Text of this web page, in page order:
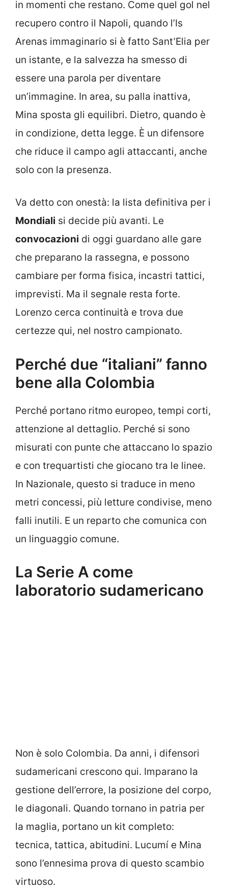
in momenti che restano. Come quel gol nel
recupero contro il Napoli, quando l’Is
Arenas immaginario si è fatto Sant’Elia per
un istante, e la salvezza ha smesso di
essere una parola per diventare
un’immagine. In area, su palla inattiva,
Mina sposta gli equilibri. Dietro, quando è
in condizione, detta legge. È un difensore
che riduce il campo agli attaccanti, anche
solo con la presenza.
Va detto con onestà: la lista definitiva per i
Mondiali si decide più avanti. Le
convocazioni di oggi guardano alle gare
che preparano la rassegna, e possono
cambiare per forma fisica, incastri tattici,
imprevisti. Ma il segnale resta forte.
Lorenzo cerca continuità e trova due
certezze qui, nel nostro campionato.
Perché due “italiani” fanno
bene alla Colombia
Perché portano ritmo europeo, tempi corti,
attenzione al dettaglio. Perché si sono
misurati con punte che attaccano lo spazio
e con trequartisti che giocano tra le linee.
In Nazionale, questo si traduce in meno
metri concessi, più letture condivise, meno
falli inutili. E un reparto che comunica con
un linguaggio comune.
La Serie A come
laboratorio sudamericano
Non è solo Colombia. Da anni, i difensori
sudamericani crescono qui. Imparano la
gestione dell’errore, la posizione del corpo,
le diagonali. Quando tornano in patria per
la maglia, portano un kit completo:
tecnica, tattica, abitudini. Lucumí e Mina
sono l’ennesima prova di questo scambio
virtuoso.